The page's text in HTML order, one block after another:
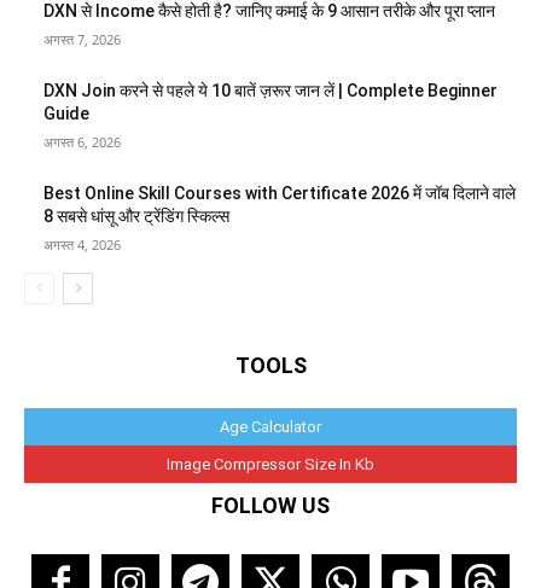
DXN से Income कैसे होती है? जानिए कमाई के 9 आसान तरीके और पूरा प्लान
अगस्त 7, 2026
DXN Join करने से पहले ये 10 बातें ज़रूर जान लें | Complete Beginner
Guide
अगस्त 6, 2026
Best Online Skill Courses with Certificate 2026 में जॉब दिलाने वाले
8 सबसे धांसू और ट्रेंडिंग स्किल्स
अगस्त 4, 2026
TOOLS
Age Calculator
Image Compressor Size In Kb
FOLLOW US